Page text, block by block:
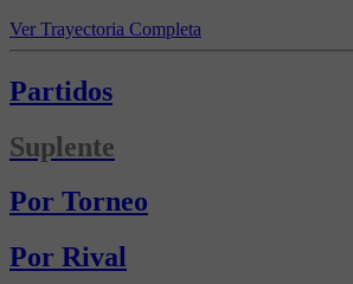
Ver Trayectoria Completa
Partidos
Suplente
Por Torneo
Por Rival